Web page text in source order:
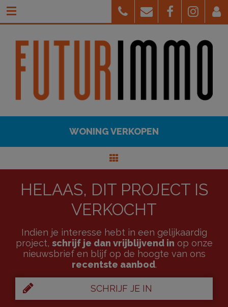
WONING VERKOPEN
HELAAS, DIT PROJECT IS
VERKOCHT
Indien je interesse hebt in een gelijkaardig
project, schrijf je dan vrijblijvend in op onze
nieuwsbrief en blijf op de hoogte van ons
recentste aanbod.
SCHRIJF JE IN